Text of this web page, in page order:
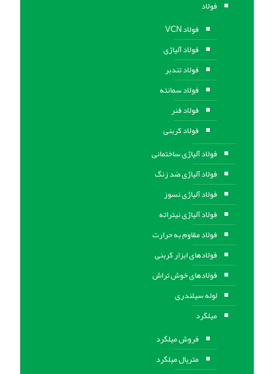
فولاد
فولاد VCN
فولاد آلیاژی
فولاد تندبر
فولاد سمانته
فولاد فنر
فولاد کربنی
فولاد آلیاژی ساختمانی
فولاد آلیاژی ضد زنگ
فولاد آلیاژی نسوز
فولاد آلیاژی نیتراته
فولاد مقاوم به حرارت
فولادهای ابزار کربنی
فولادهای خوش تراش
لوله سیلندری
میلگرد
فروش میلگرد
متریال میلگرد